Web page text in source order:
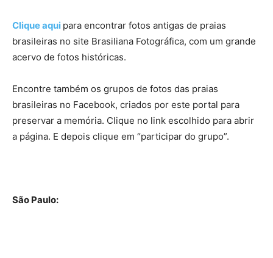
Clique aqui para encontrar fotos antigas de praias
brasileiras no site Brasiliana Fotográfica, com um grande
acervo de fotos históricas.
Encontre também os grupos de fotos das praias
brasileiras no Facebook, criados por este portal para
preservar a memória. Clique no link escolhido para abrir
a página. E depois clique em “participar do grupo”.
São Paulo: